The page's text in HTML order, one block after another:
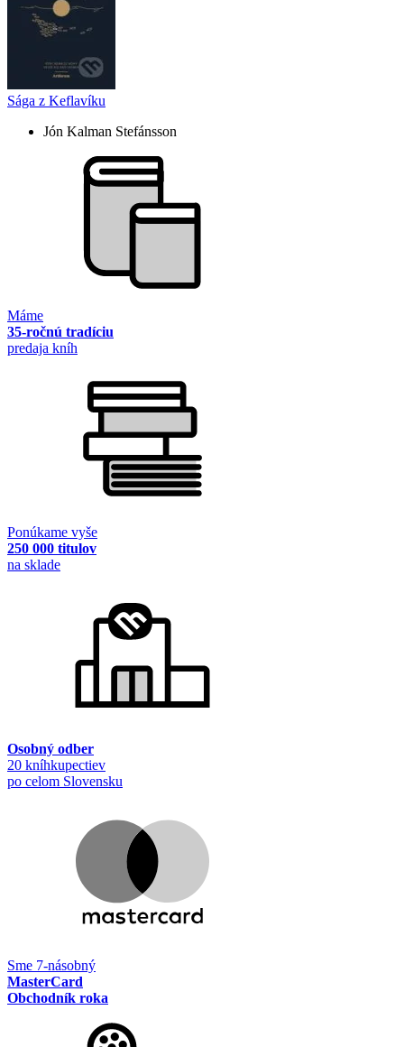
Sága z Keflavíku
Jón Kalman Stefánsson
Máme
35-ročnú tradíciu
predaja kníh
Ponúkame vyše
250 000 titulov
na sklade
Osobný odber
20 kníhkupectiev
po celom Slovensku
Sme 7-násobný
MasterCard
Obchodník roka